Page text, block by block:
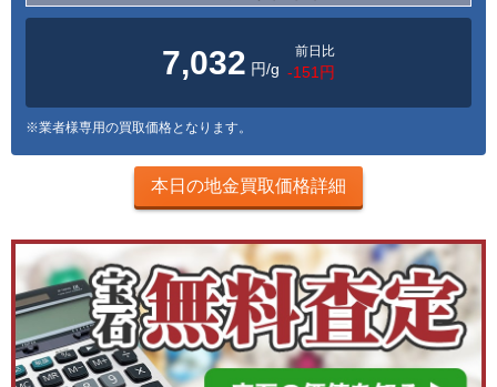
7,032 円/g
前日比
-151円
※業者様専用の買取価格となります。
本日の地金買取価格詳細